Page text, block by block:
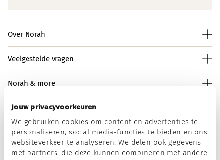
Jouw privacyvoorkeuren
We gebruiken cookies om content en advertenties te
personaliseren, social media-functies te bieden en ons
websiteverkeer te analyseren. We delen ook gegevens
met partners, die deze kunnen combineren met andere
Over Norah
Veelgestelde vragen
Norah & more
Norah op social media